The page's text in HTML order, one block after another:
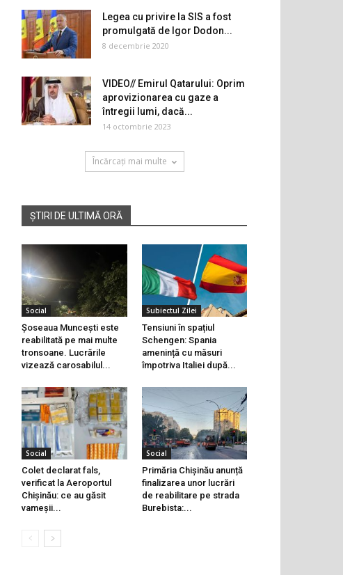
Legea cu privire la SIS a fost
promulgată de Igor Dodon...
8 decembrie 2020
VIDEO// Emirul Qatarului: Oprim
aprovizionarea cu gaze a
întregii lumi, dacă...
14 octombrie 2023
Încărcați mai multe
ȘTIRI DE ULTIMĂ ORĂ
Social
Șoseaua Muncești este
reabilitată pe mai multe
tronsoane. Lucrările
vizează carosabilul...
Subiectul Zilei
Tensiuni în spațiul
Schengen: Spania
amenință cu măsuri
împotriva Italiei după...
Social
Colet declarat fals,
verificat la Aeroportul
Chișinău: ce au găsit
vameșii...
Social
Primăria Chișinău anunță
finalizarea unor lucrări
de reabilitare pe strada
Burebista:...